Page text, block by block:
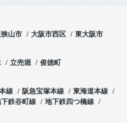
山市 大阪市西区 東大阪市
立売堀 俊徳町
線 阪急宝塚本線
東海道本線
鉄谷町線
地下鉄四つ橋線